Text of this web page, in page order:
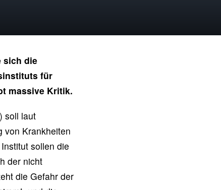
sich die
für
massive Kritik.
soll laut
von Krankheiten
sollen die
der nicht
die Gefahr der